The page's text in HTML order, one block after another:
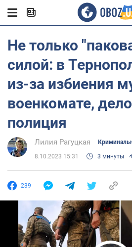
Не только
силой: в
из-за избиения
военкомате,
полиция
Лилия Рагуцкая
8.10.2023 15:31 3 минуты
239